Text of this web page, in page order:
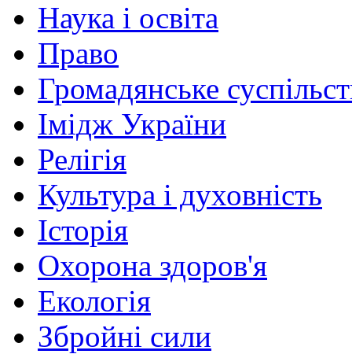
Наука і освіта
Право
Громадянське
Імідж України
Релігія
Культура і духовність
Історія
Охорона здоров'я
Екологія
Збройні сили